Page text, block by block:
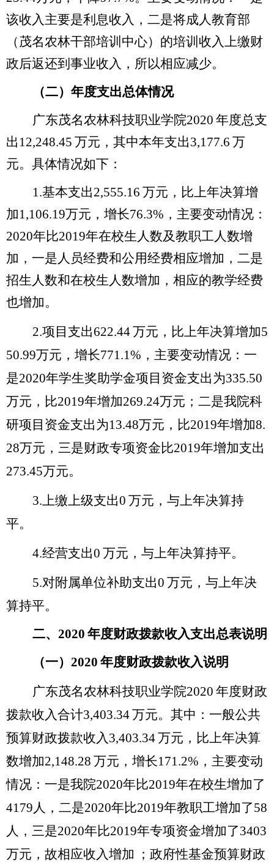
该收入主要是利息收入，二是将成人教育部
（茂名农林干部培训中心）的培训收入上缴财
政后返还到事业收入，所以相应减少。
（二）年度支出总体情况
广东茂名农林科技职业学院2020 年度总支
出 12,248.45 万元，其中本年支出3,177.6 万
元。具体情况如下：
1.基本支出2,555.16 万元， 比上年决算增
加1,106.19万元，增长76.3% ，主要变动情况：
2020年比2019年在校生人数及教职工人数增
加，一是人员经费和公用经费相应增加，二是
招生人数和在校生人数增加，相应的教学经费
也增加。
2.项目支出622.44万元， 比上年决算增加5
50.99万元，增长771.1% ，主要变动情况：一
是2020年学生奖助学金项目资金支出为335.50
万元，比2019年增加269.24万元；二是我院科
研项目资金支出为13.48万元，比2019年增加8.
28万元，三是财政专项资金比2019年增加支出
273.45万元。
3.上缴上级支出0 万元， 与上年决算持
平。
4.经营支出0 万元， 与上年决算持平。
5.对附属单位补助支出0 万元， 与上年决
算持平。
二、 2020 年度财政拨款收入支出总表说明
（一） 2020 年度财政拨款收入说明
广东茂名农林科技职业学院2020 年度财政
拨款收入合计3,403.34万元。其中：一般公共
预算财政拨款收入3,403.34万元，比上年决算
数增加2,148.28 万元， 增长171.2% ，主要变动
情况：一是我院2020年比2019年在校生增加了
4179人，二是2020年比2019年教职工增加了58
人，三是2020年比2019年专项资金增加了3403
万元，故相应收入增加
；政府性基金预算财政